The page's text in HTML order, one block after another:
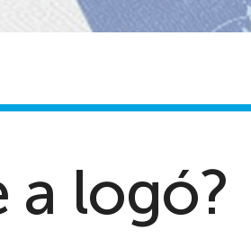
a logó?